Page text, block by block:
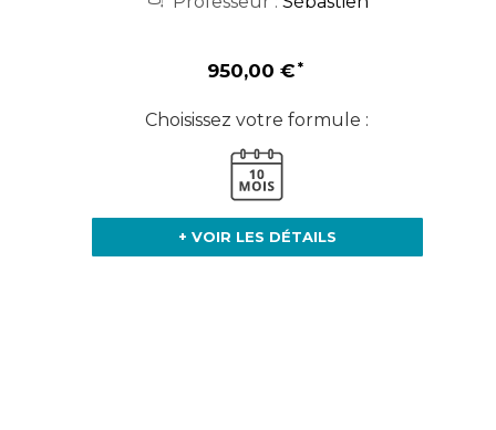
950,00 €
Choisissez votre formule :
+ VOIR LES DÉTAILS